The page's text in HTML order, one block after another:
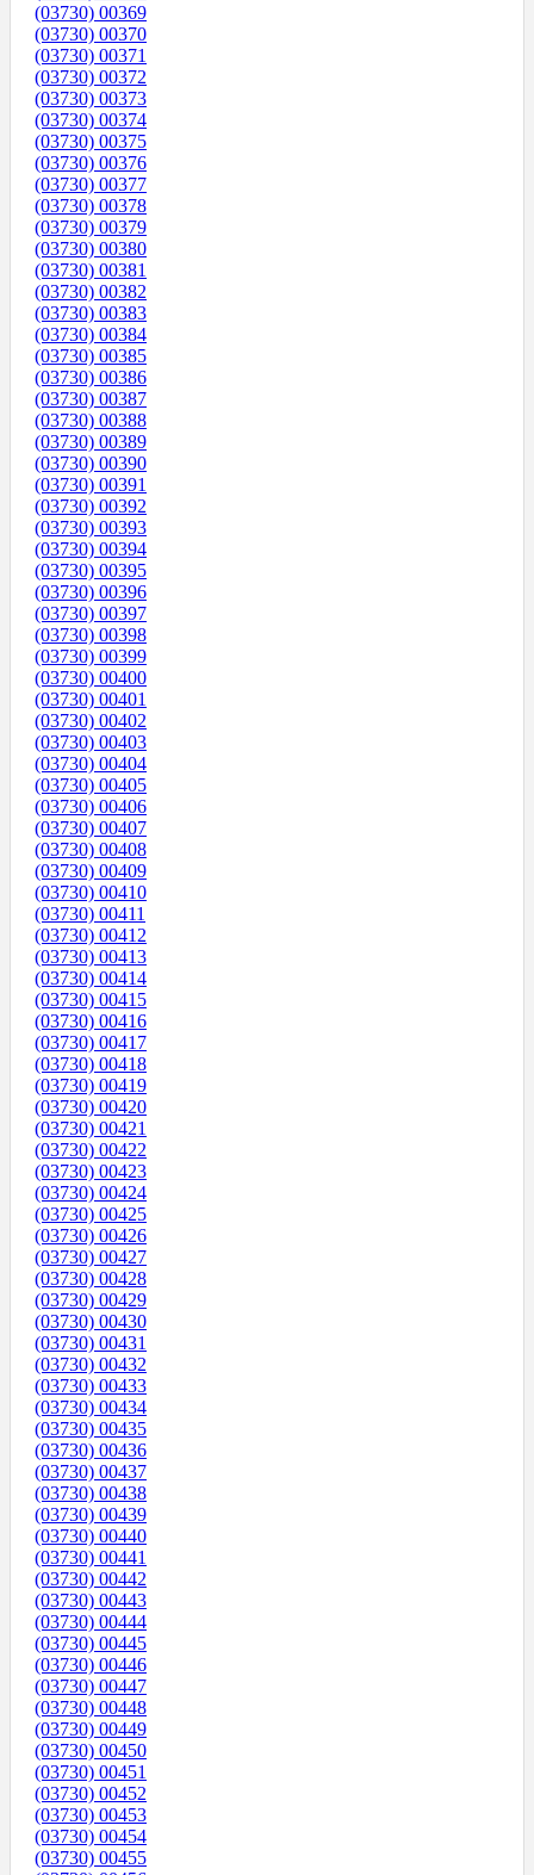
(03730) 00369
(03730) 00370
(03730) 00371
(03730) 00372
(03730) 00373
(03730) 00374
(03730) 00375
(03730) 00376
(03730) 00377
(03730) 00378
(03730) 00379
(03730) 00380
(03730) 00381
(03730) 00382
(03730) 00383
(03730) 00384
(03730) 00385
(03730) 00386
(03730) 00387
(03730) 00388
(03730) 00389
(03730) 00390
(03730) 00391
(03730) 00392
(03730) 00393
(03730) 00394
(03730) 00395
(03730) 00396
(03730) 00397
(03730) 00398
(03730) 00399
(03730) 00400
(03730) 00401
(03730) 00402
(03730) 00403
(03730) 00404
(03730) 00405
(03730) 00406
(03730) 00407
(03730) 00408
(03730) 00409
(03730) 00410
(03730) 00411
(03730) 00412
(03730) 00413
(03730) 00414
(03730) 00415
(03730) 00416
(03730) 00417
(03730) 00418
(03730) 00419
(03730) 00420
(03730) 00421
(03730) 00422
(03730) 00423
(03730) 00424
(03730) 00425
(03730) 00426
(03730) 00427
(03730) 00428
(03730) 00429
(03730) 00430
(03730) 00431
(03730) 00432
(03730) 00433
(03730) 00434
(03730) 00435
(03730) 00436
(03730) 00437
(03730) 00438
(03730) 00439
(03730) 00440
(03730) 00441
(03730) 00442
(03730) 00443
(03730) 00444
(03730) 00445
(03730) 00446
(03730) 00447
(03730) 00448
(03730) 00449
(03730) 00450
(03730) 00451
(03730) 00452
(03730) 00453
(03730) 00454
(03730) 00455